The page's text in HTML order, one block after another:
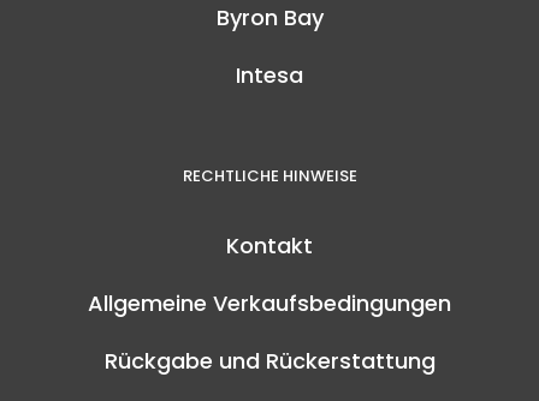
Byron Bay
Intesa
RECHTLICHE HINWEISE
Kontakt
Allgemeine Verkaufsbedingungen
Rückgabe und Rückerstattung